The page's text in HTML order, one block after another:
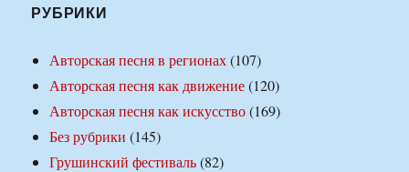
РУБРИКИ
Авторская песня в регионах(107)
Авторская песня как движение(120)
Авторская песня как искусство(169)
Без рубрики (145)
Грушинский фестиваль(82)